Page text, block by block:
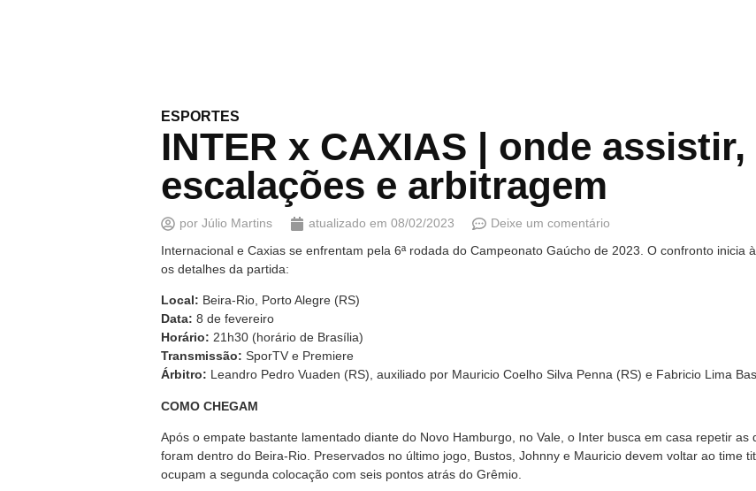
ESPORTES
INTER x CAXIAS | onde
escalações e arbitragem
por Júlio Martins atualizado em 08/02/2023
Deixe um comentário
Internacional e Caxias se enfrentam pela 6ª rodada do Campeonato Gaúcho de 2023. O confronto inicia
os detalhes da partida:
Local: Beira-Rio, Porto Alegre (RS)
Data: 8 de fevereiro
Horário: 21h30 (horário de Brasília)
Transmissão: SporTV e Premiere
Árbitro: Leandro Pedro Vuaden (RS), auxiliado por Mauricio Coelho Silva Penna (RS) e Fabricio Lima
COMO CHEGAM
Após o empate bastante lamentado diante do Novo Hamburgo, no Vale, o Inter busca em casa repetir
foram dentro do Beira-Rio. Preservados no último jogo, Bustos, Johnny e Mauricio devem voltar ao time
ocupam a segunda colocação com seis pontos atrás do Grêmio.